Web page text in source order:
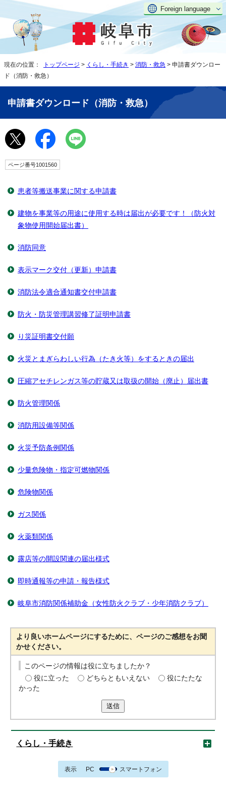
Foreign language
現在の位置： トップページ > くらし・手続き > 消防・救急 > 申請書ダウンロー
ド（消防・救急）
申請書ダウンロード（消防・救急）
ページ番号1001560
患者等搬送事業に関する申請書
建物を事業等の用途に使用する時は届出が必要です！（防火対
象物使用開始届出書）
消防同意
表示マーク交付（更新）申請書
消防法令適合通知書交付申請書
防火・防災管理講習修了証明申請書
り災証明書交付願
火災とまぎらわしい行為（たき火等）をするときの届出
圧縮アセチレンガス等の貯蔵又は取扱の開始（廃止）届出書
防火管理関係
消防用設備等関係
火災予防条例関係
少量危険物・指定可燃物関係
危険物関係
ガス関係
火薬類関係
露店等の開設関連の届出様式
即時通報等の申請・報告様式
岐阜市消防関係補助金（女性防火クラブ・少年消防クラブ）
より良いホームページにするために、ページのご感想をお聞
かせください。
このページの情報は役に立ちましたか？
役に立った
どちらともいえない
役にたたな
かった
送信
くらし・手続き
表示 PC スマートフォン